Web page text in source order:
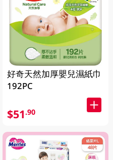
好奇天然加厚嬰兒濕紙巾
192PC
$51.90